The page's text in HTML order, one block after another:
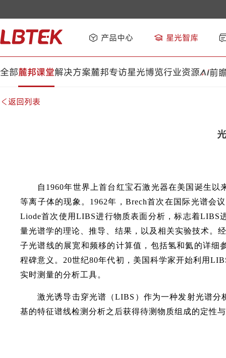
产品中心 星光智库
全部麓邦课堂解决方案麓邦专访星光博览行业资源 前
返回列表
自1960年世界上首台红宝石激光器在美国诞生
等离子体的现象。1962年，Brech首次在国际光谱会
Liode首次使用LIBS进行物质表面分析，标志着LIBS
量光谱学的理论、推导、结果，以及相关实验技术。
子光谱线的展宽和频移的计算值，包括氢和氦的详
程碑意义。20世纪80年代初，美国科学家开始利用
实时测量的分析工具。
激光诱导击穿光谱（LIBS）作为一种发射光谱
基的特征谱线检测分析之后获得待测 物质组成的定性